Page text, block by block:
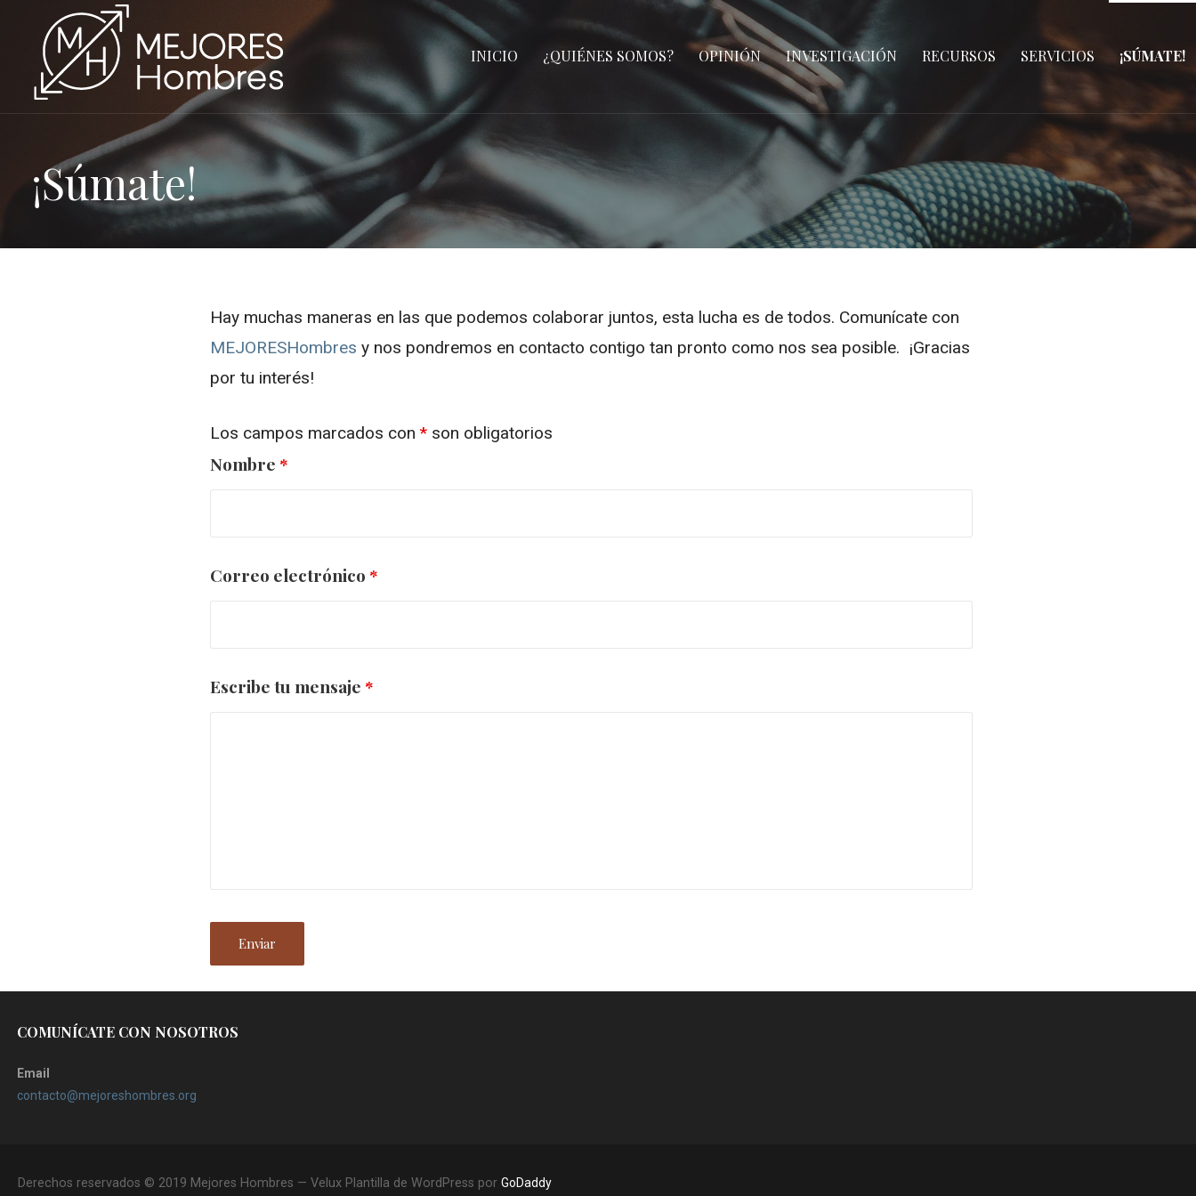
contenido
INICIO ¿QUIÉNES SOMOS? OPINIÓN INVESTIGACIÓN RECURSOS SERVICIOS ¡SÚMATE!
¡Súmate!
Hay muchas maneras en las que podemos colaborar juntos, esta lucha es de todos. Comunícate con
MEJORESHombres y nos pondremos en contacto contigo tan pronto como nos sea posible. ¡Gracias
por tu interés!
Los campos marcados con* son obligatorios
Nombre *
Correo electrónico *
Escribe tu mensaje *
COMUNÍCATE CON NOSOTROS
Email
contacto@mejoreshombres.org
Derechos reservados © 2019 Mejores Hombres — Velux Plantilla de WordPress por GoDaddy